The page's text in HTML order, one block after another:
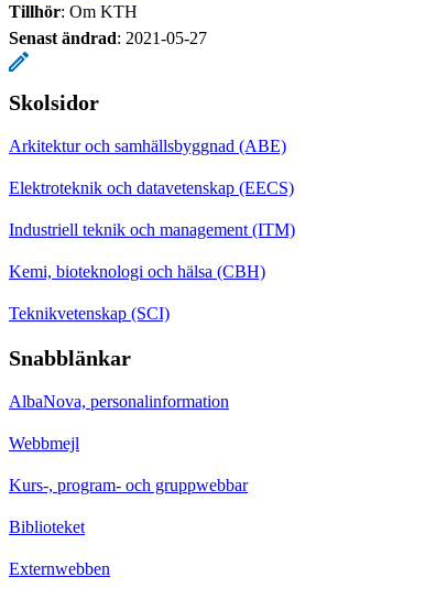
Tillhör: Om KTH
Senast ändrad: 2021-05-27
Skolsidor
Arkitektur och samhällsbyggnad (ABE)
Elektroteknik och datavetenskap (EECS)
Industriell teknik och management (ITM)
Kemi, bioteknologi och hälsa (CBH)
Teknikvetenskap (SCI)
Snabblänkar
AlbaNova, personalinformation
Webbmejl
Kurs-, program- och gruppwebbar
Biblioteket
Externwebben